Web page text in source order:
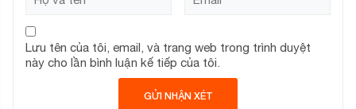
Lưu tên của tôi, email, và trang web trong trình duyệt
này cho lần bình luận kế tiếp của tôi.